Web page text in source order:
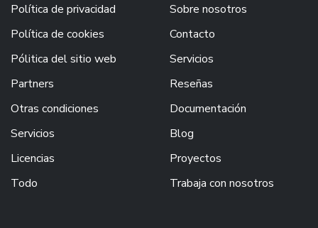
Política de privacidad
Política de cookies
Pólitica del sitio web
Partners
Otras condiciones
Servicios
Licencias
Todo
Sobre nosotros
Contacto
Servicios
Reseñas
Documentación
Blog
Proyectos
Trabaja con nosotros